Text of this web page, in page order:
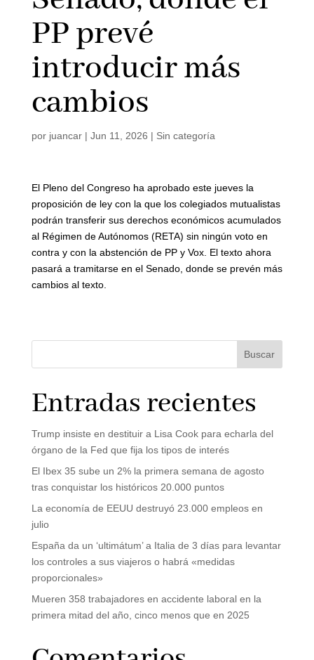
PP prevé
introducir más
cambios
por juancar| Jun 11, 2026 | Sin categoría
El Pleno del Congreso ha aprobado este jueves la
proposición de ley con la que los colegiados mutualistas
podrán transferir sus derechos económicos acumulados
al Régimen de Autónomos (RETA) sin ningún voto en
contra y con la abstención de PP y Vox. El texto ahora
pasará a tramitarse en el Senado, donde se prevén más
cambios al texto.
Buscar
Entradas recientes
Trump insiste en destituir a Lisa Cook para echarla del
órgano de la Fed que fija los tipos de interés
El Ibex 35 sube un 2% la primera semana de agosto
tras conquistar los históricos 20.000 puntos
La economía de EEUU destruyó 23.000 empleos en
julio
España da un ‘ultimátum’ a Italia de 3 días para levantar
los controles a sus viajeros o habrá «medidas
proporcionales»
Mueren 358 trabajadores en accidente laboral en la
primera mitad del año, cinco menos que en 2025